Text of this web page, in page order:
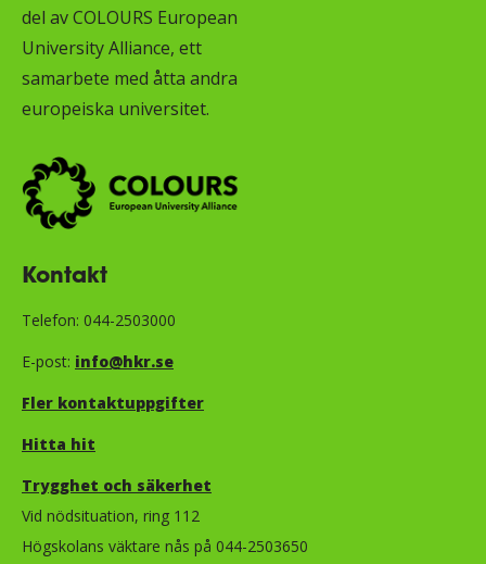
del av COLOURS European
University Alliance, ett
samarbete med åtta andra
europeiska universitet.
Kontakt
Telefon: 044-2503000
E-post: info@hkr.se
Fler kontaktuppgifter
Hitta hit
Trygghet och säkerhet​​​​​​​​​​​
Vid nödsituation, ring 112
Högskolans väktare nås på 044-2503650